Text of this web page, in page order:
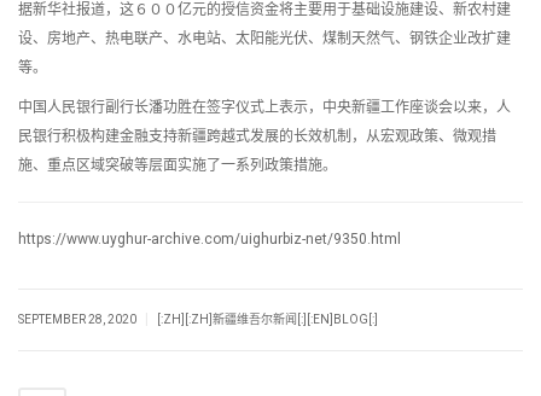
据新华社报道，这６００亿元的授信资金将主要用于基础设施建设、新农村建
设、房地产、热电联产、水电站、太阳能光伏、煤制天然气、钢铁企业改扩建
等。
中国人民银行副行长潘功胜在签字仪式上表示，中央新疆工作座谈会以来，人
民银行积极构建金融支持新疆跨越式发展的长效机制，从宏观政策、微观措
施、重点区域突破等层面实施了一系列政策措施。
https://www.uyghur-archive.com/uighurbiz-net/9350.html
SEPTEMBER 28, 2020 [:ZH][:ZH]新疆维吾尔新闻[:][:EN]BLOG[:]